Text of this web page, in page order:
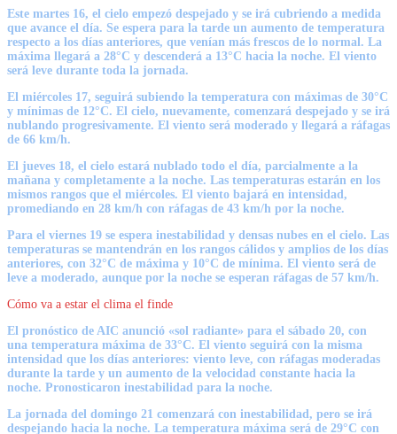
Este martes 16, el cielo empezó despejado y se irá cubriendo a medida
que avance el día. Se espera para la tarde un aumento de temperatura
respecto a los días anteriores, que venían más frescos de lo normal. La
máxima llegará a 28°C y descenderá a 13°C hacia la noche. El viento
será leve durante toda la jornada.
El miércoles 17, seguirá subiendo la temperatura con máximas de 30°C
y mínimas de 12°C. El cielo, nuevamente, comenzará despejado y se irá
nublando progresivamente. El viento será moderado y llegará a ráfagas
de 66 km/h.
El jueves 18, el cielo estará nublado todo el día, parcialmente a la
mañana y completamente a la noche. Las temperaturas estarán en los
mismos rangos que el miércoles. El viento bajará en intensidad,
promediando en 28 km/h con ráfagas de 43 km/h por la noche.
Para el viernes 19 se espera inestabilidad y densas nubes en el cielo. Las
temperaturas se mantendrán en los rangos cálidos y amplios de los días
anteriores, con 32°C de máxima y 10°C de mínima. El viento será de
leve a moderado, aunque por la noche se esperan ráfagas de 57 km/h.
Cómo va a estar el clima el finde
El pronóstico de AIC anunció «sol radiante» para el sábado 20, con
una temperatura máxima de 33°C. El viento seguirá con la misma
intensidad que los días anteriores: viento leve, con ráfagas moderadas
durante la tarde y un aumento de la velocidad constante hacia la
noche. Pronosticaron inestabilidad para la noche.
La jornada del domingo 21 comenzará con inestabilidad, pero se irá
despejando hacia la noche. La temperatura máxima será de 29°C con